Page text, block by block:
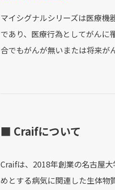
マイシグナルシリーズは医療機
であり、医療行為としてがんに
合でもがんが無いまたは将来が
■ Craifについて
Craifは、2018年創業の名古屋
めとする病気に関連した生体